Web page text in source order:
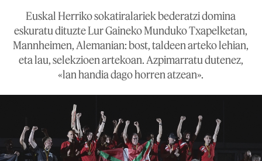
Euskal Herriko sokatiralariek bederatzi domina
eskuratu dituzte Lur Gaineko Munduko Txapelketan,
Mannheimen, Alemanian: bost, taldeen arteko lehian,
eta lau, selekzioen artekoan. Azpimarratu dutenez,
«lan handia dago horren atzean».